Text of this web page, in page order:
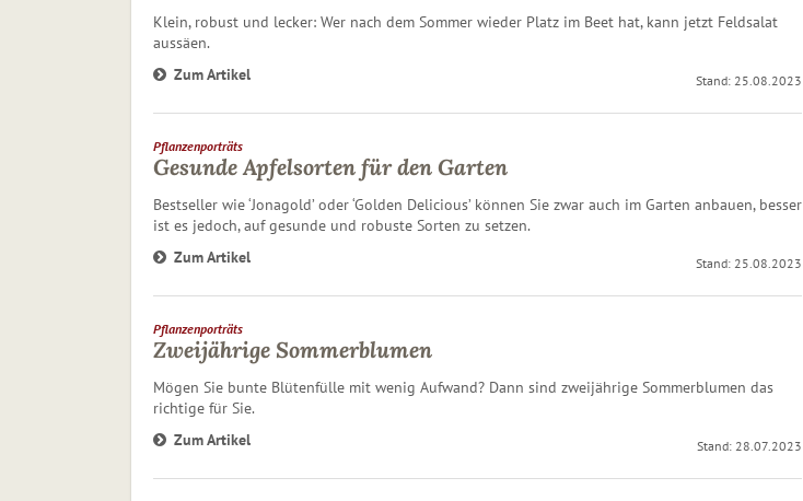
Klein, robust und lecker: Wer nach dem Sommer wieder Platz im Beet hat, kann jetzt Feldsalat
aussäen.
Zum Artikel
Stand: 25.08.2023
Pflanzenporträts
Gesunde Apfelsorten für den Garten
Bestseller wie ‘Jonagold’ oder ‘Golden Delicious’ können Sie zwar auch im Garten anbauen, besser
ist es jedoch, auf gesunde und robuste Sorten zu setzen.
Zum Artikel
Stand: 25.08.2023
Pflanzenporträts
Zweijährige Sommerblumen
Mögen Sie bunte Blütenfülle mit wenig Aufwand? Dann sind zweijährige Sommerblumen das
richtige für Sie.
Zum Artikel
Stand: 28.07.2023